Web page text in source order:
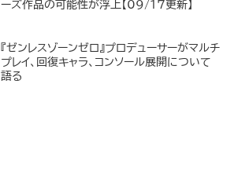
ーズ作品の可能性が浮上【09/17更新】
『ゼンレスゾーンゼロ』プロデューサーがマルチ
プレイ、回復キャラ、コンソール展開について
語る